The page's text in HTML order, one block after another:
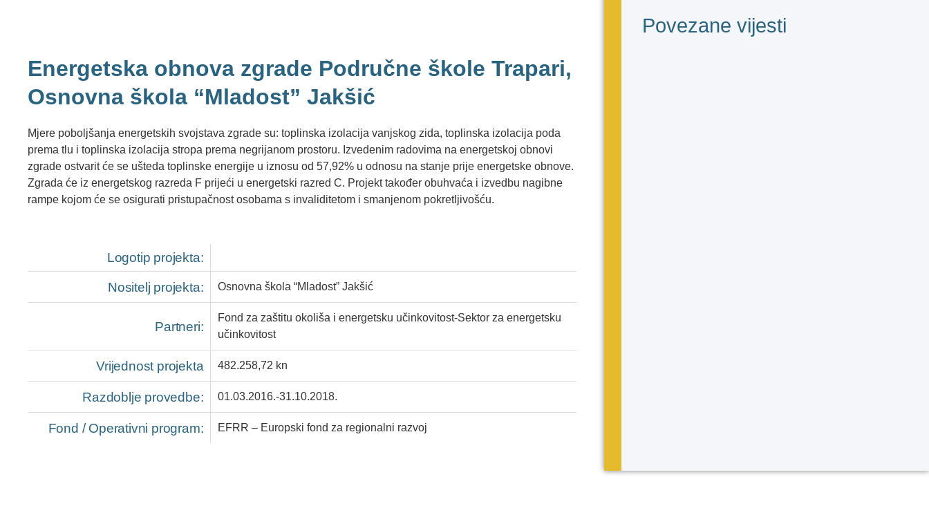
Energetska obnova zgrade Područne škole Trapari,
Osnovna škola “Mladost” Jakšić
Mjere poboljšanja energetskih svojstava zgrade su: toplinska izolacija vanjskog zida, toplinska izolacija poda
prema tlu i toplinska izolacija stropa prema negrijanom prostoru. Izvedenim radovima na energetskoj obnovi
zgrade ostvarit će se ušteda toplinske energije u iznosu od 57,92% u odnosu na stanje prije energetske obnove.
Zgrada će iz energetskog razreda F prijeći u energetski razred C. Projekt također obuhvaća i izvedbu nagibne
rampe kojom će se osigurati pristupačnost osobama s invaliditetom i smanjenom pokretljivošću.
Logotip projekta:
Nositelj projekta: Osnovna škola “Mladost” Jakšić
Partneri:
Fond za zaštitu okoliša i energetsku učinkovitost-Sektor za energetsku
učinkovitost
Vrijednost projekta 482.258,72 kn
Razdoblje provedbe: 01.03.2016.-31.10.2018.
Fond / Operativni program: EFRR – Europski fond za regionalni razvoj
Povezane vijesti